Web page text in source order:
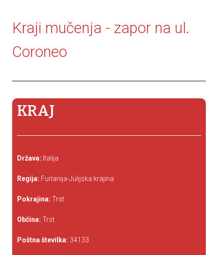
Kraji mučenja - zapor na ul.
Coroneo
KRAJ
Država: Italija
Regija: Furlanija-Julijska krajina
Pokrajina: Trst
Občina: Trst
Poštna številka: 34133